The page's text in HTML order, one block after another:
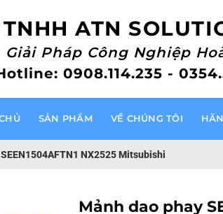
TNHH ATN
Giải Pháp Công Nghiệp
0908.114.235 -
SẢN PHẨM VỀ CHÚNG TÔI
NX2525 Mitsubishi
Mảnh dao phay